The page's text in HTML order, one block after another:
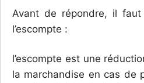
Avant de répondre, il
l’escompte :
l’escompte est une
la marchandise en cas de